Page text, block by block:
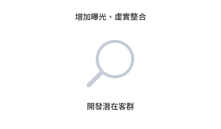
增加曝光、虛實整合
U
開發潛在客群